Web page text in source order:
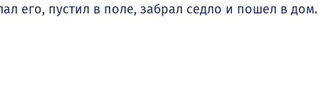
его, пустил в поле, забрал седло и пошел в дом.